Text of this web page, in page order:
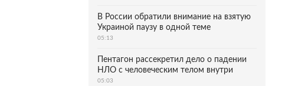
В России обратили внимание на взятую
Украиной паузу в одной теме
05:13
Пентагон рассекретил дело о падении
НЛО с человеческим телом внутри
05:03